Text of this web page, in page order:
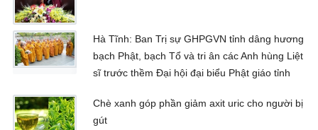
Hà Tĩnh: Ban Trị sự GHPGVN tỉnh dâng hương
bạch Phật, bạch Tổ và tri ân các Anh hùng Liệt
sĩ trước thềm Đại hội đại biểu Phật giáo tỉnh
Chè xanh góp phần giảm axit uric cho người bị
gút